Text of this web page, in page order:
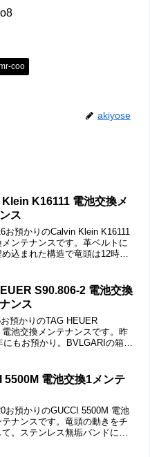
coo
akiyose
K16111 電池交換メ
ス
お預かりのCalvin Klein K16111
メンテナンスです。革ベルトに
込まれた構造で竜頭は12時位
抜き。中央に穴を空...
S90.806-2 電池交換
ンス
預かりのTAG HEUER
電池交換メンテナンスです。昨
にもお預かり。BVLGARIの箱で
ルロック。微調整...
5500M 電池交換1メンテ
お預かりのGUCCI 5500M 電池
ナンスです。竜頭の動きをチ
て。ステンレス無垢バンドに両